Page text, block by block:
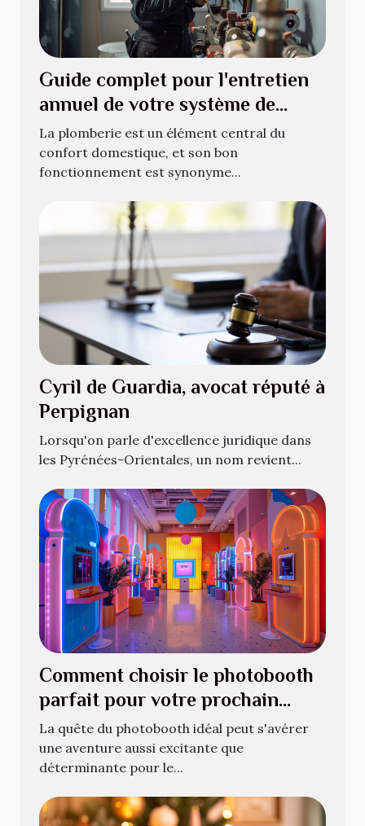
Guide complet pour l'entretien
annuel de votre système de
plomberie
La plomberie est un élément central du
confort domestique, et son bon
fonctionnement est synonyme...
Cyril de Guardia, avocat réputé à
Perpignan
Lorsqu'on parle d'excellence juridique dans
les Pyrénées-Orientales, un nom revient...
Comment choisir le photobooth
parfait pour votre prochain
événement
La quête du photobooth idéal peut s'avérer
une aventure aussi excitante que
déterminante pour le...